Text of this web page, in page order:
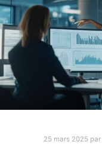
25 mars 2025 par